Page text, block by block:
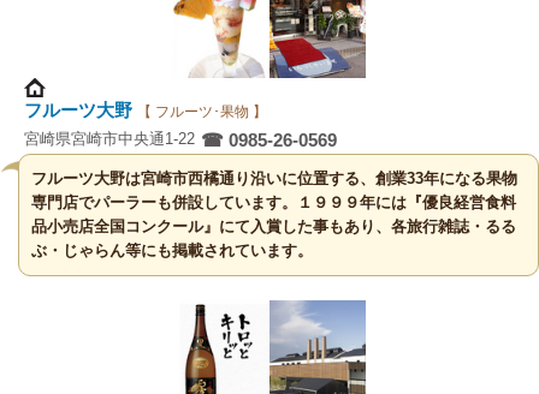
フルーツ大野 【 フルーツ･果物 】
宮崎県宮崎市中央通1-22 ☎ 0985-26-0569
フルーツ大野は宮崎市西橘通り沿いに位置する、創業33年になる果物
専門店でパーラーも併設しています。１９９９年には『優良経営食料
品小売店全国コンクール』にて入賞した事もあり、各旅行雑誌・るる
ぶ・じゃらん等にも掲載されています。